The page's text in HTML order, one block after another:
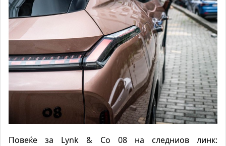
Повеќе за Lynk & Co 08 на следниов линк: